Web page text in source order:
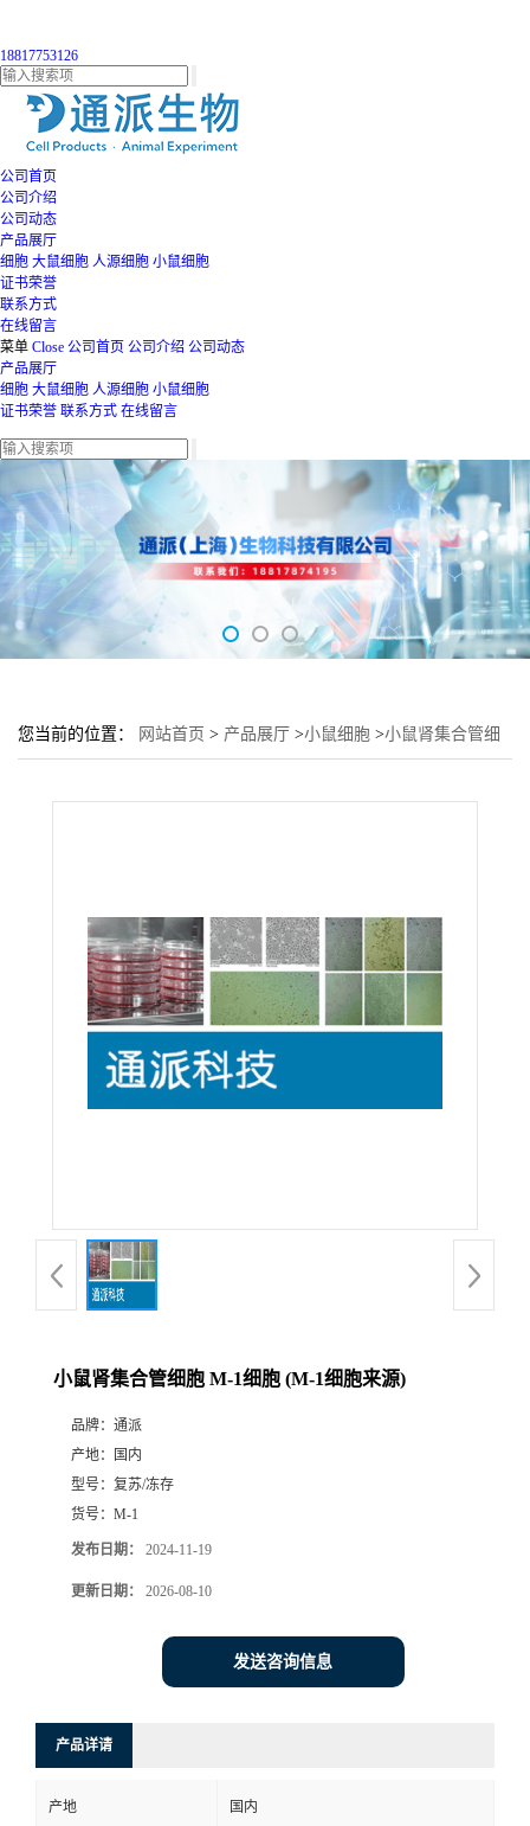
18817753126
公司首页
公司介绍
公司动态
产品展厅
细胞 大鼠细胞 人源细胞 小鼠细胞
证书荣誉
联系方式
在线留言
菜单 Close 公司首页 公司介绍 公司动态
产品展厅
细胞 大鼠细胞 人源细胞 小鼠细胞
证书荣誉 联系方式 在线留言
您当前的位置： 网站首页 > 产品展厅 >小鼠细胞 >小鼠肾集合管细
小鼠肾集合管细胞 M-1细胞 (M-1细胞来源)
品牌： 通派
产地：
国内
型号： 复苏/冻存
货号： M-1
发布日期： 2024-11-19
更新日期： 2026-08-10
发送咨询信息
产品详请
产地 国内